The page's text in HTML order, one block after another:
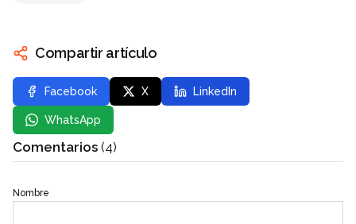
Compartir artículo
Facebook X LinkedIn
WhatsApp
Comentarios (4)
Nombre